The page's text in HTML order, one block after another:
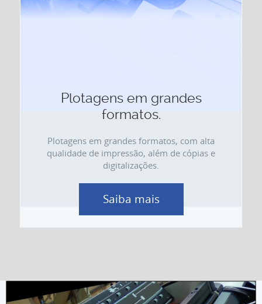
Plotagens em grandes
formatos.
Plotagens em grandes formatos, com alta
qualidade de impressão, além de cópias e
digitalizações.
Saiba mais